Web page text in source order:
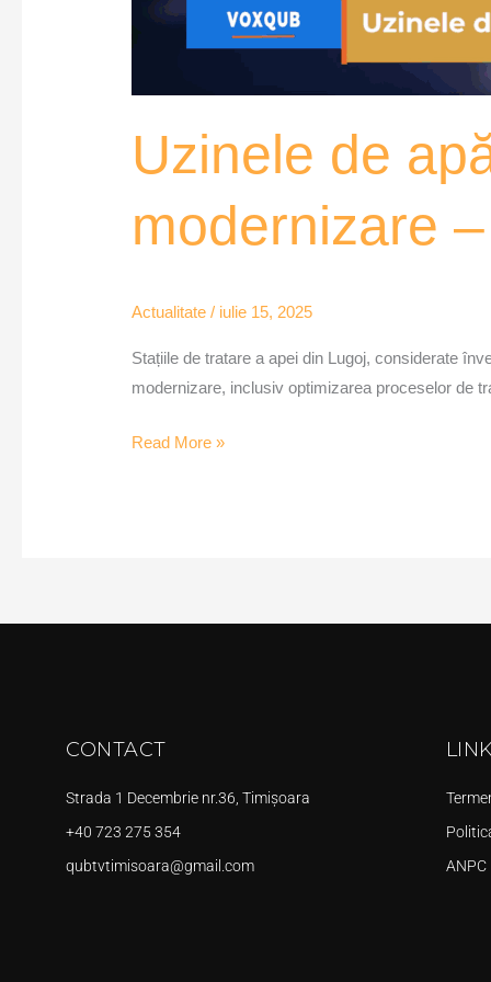
Uzinele de
modernizare
Actualitate / iulie 15, 2025
Stațiile de tratare a apei din Lugoj, considerate
modernizare, inclusiv optimizarea proceselor de
Read More »
CONTACT
Strada 1 Decembrie nr.36, Timișoara
+40 723 275 354
qubtvtimisoara@gmail.com
ANPC